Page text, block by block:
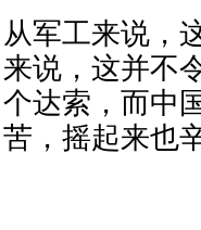
从军工来说，
来说，这并不
个达索，而中
苦，摇起来也